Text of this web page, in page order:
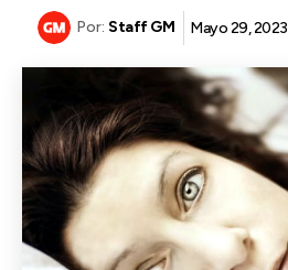
Por: Staff GM Mayo 29, 2023